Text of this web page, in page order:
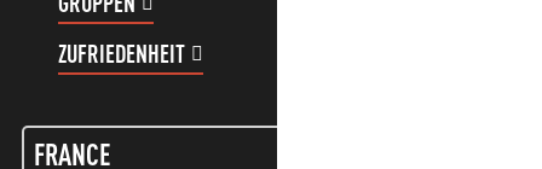
ZUFRIEDENHEIT